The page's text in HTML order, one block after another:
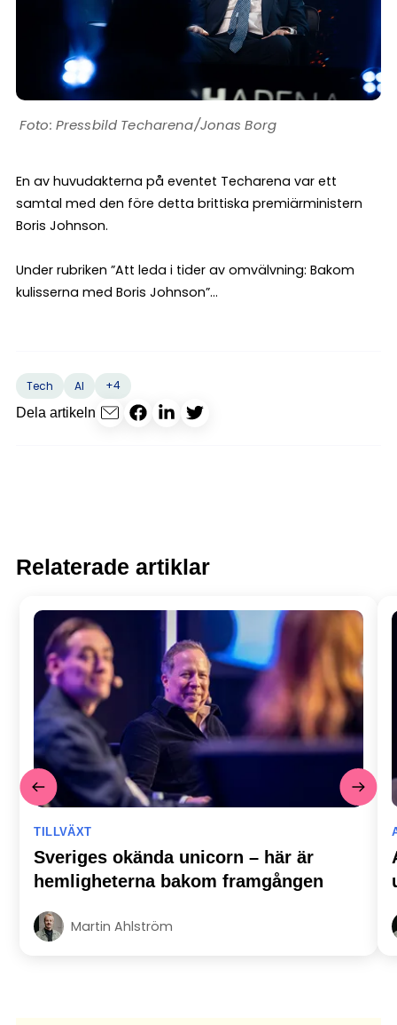
Pressbild Techarena/Jonas Borg
En av huvudakterna på eventet Techarena var ett
samtal med den före detta brittiska premiärministern
Boris Johnson.
Under rubriken ”Att leda i tider av omvälvning: Bakom
kulisserna med Boris Johnson”...
Tech AI
+4
Dela artikeln
Relaterade artiklar
TILLVÄXT
Sveriges okända unicorn – här är
hemligheterna bakom framgången
Martin Ahlström